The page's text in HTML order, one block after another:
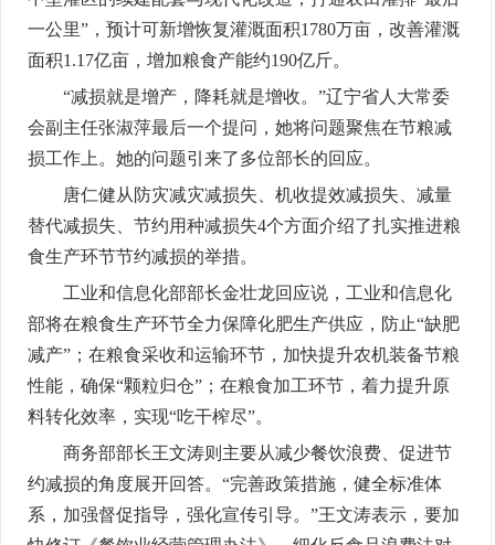
一公里”，预计可新增恢复灌溉面积1780万亩，改善灌溉
面积1.17亿亩，增加粮食产能约190亿斤。
“减损就是增产，降耗就是增收。”辽宁省人大常委
会副主任张淑萍最后一个提问，她将问题聚焦在节粮减
损工作上。她的问题引来了多位部长的回应。
唐仁健从防灾减灾减损失、机收提效减损失、减量
替代减损失、节约用种减损失4个方面介绍了扎实推进粮
食生产环节节约减损的举措。
工业和信息化部部长金壮龙回应说，工业和信息化
部将在粮食生产环节全力保障化肥生产供应，防止“缺肥
减产”；在粮食采收和运输环节，加快提升农机装备节粮
性能，确保“颗粒归仓”；在粮食加工环节，着力提升原
料转化效率，实现“吃干榨尽”。
商务部部长王文涛则主要从减少餐饮浪费、促进节
约减损的角度展开回答。“完善政策措施，健全标准体
系，加强督促指导，强化宣传引导。”王文涛表示，要加